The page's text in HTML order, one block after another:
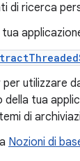
di ricerca
utilizzare
tua
di
Nozioni di